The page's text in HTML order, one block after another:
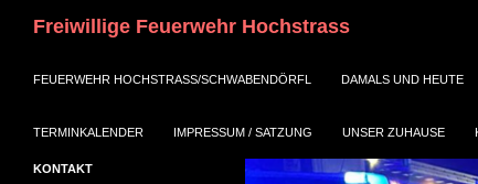
Freiwillige Feuerwehr Hochstrass
FEUERWEHR HOCHSTRASS/SCHWABENDÖRFL
DAMALS UND HEUTE
TERMINKALENDER IMPRESSUM / SATZUNG UNSER ZUHAUSE
KONTAKT